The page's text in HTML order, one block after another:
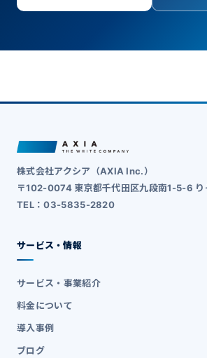
株式会社アクシア（AXIA Inc.）
〒102-0074 東京都千代田区九段南1-5-6 り
TEL：03-5835-2820
サービス・情報
サービス・事業紹介
料金について
導入事例
ブログ